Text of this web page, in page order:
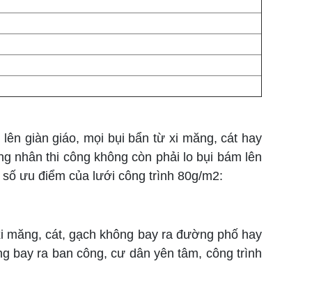
giàn giáo, mọi bụi bẩn từ xi măng, cát hay
nhân thi công không còn phải lo bụi bám lên
ưu điểm của lưới công trình 80g/m2:
cát, gạch không bay ra đường phố hay
bay ra ban công, cư dân yên tâm, công trình